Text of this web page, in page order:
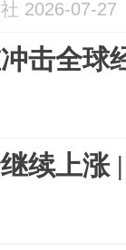
2026-07-27
击全球
续上涨